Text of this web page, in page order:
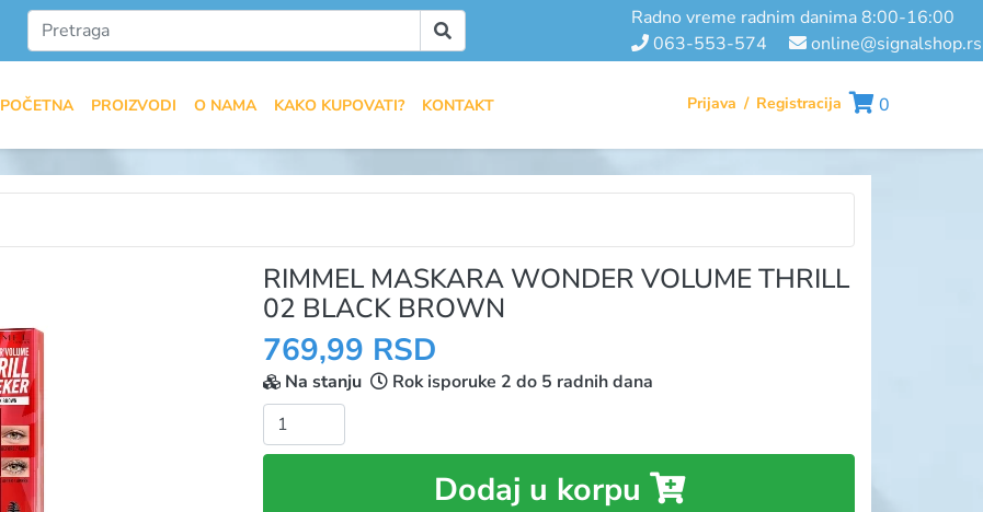
radno vreme radnim danima 8:00-16:00
063-553-574
online@signalshop.rs
POČETNA PROIZVODI O NAMA KAKO KUPOVATI? KONTAKT Prijava / Registracija 0
RIMMEL MASKARA WONDER VOLUME THRILL
02 BLACK BROWN
769,99 RSD
Na stanju
Rok isporuke 2 do 5 radnih dana
Količina:
Dodaj u korpu